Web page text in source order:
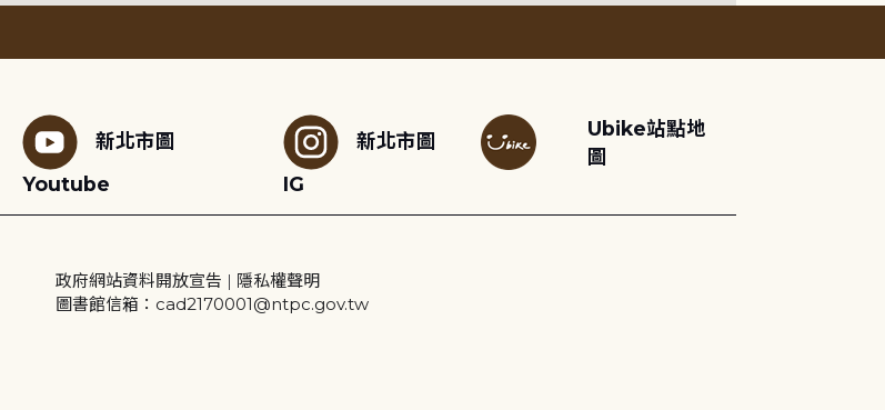
新北市圖
Youtube
新北市圖
IG
Ubike站點地
圖
政府網站資料開放宣告 | 隱私權聲明
圖書館信箱：cad2170001@ntpc.gov.tw